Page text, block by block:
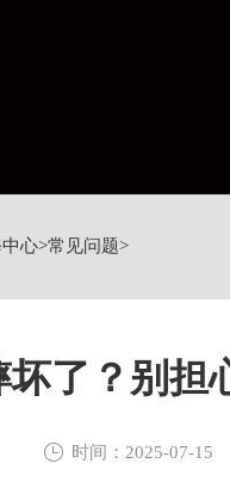
心>常见问题>
了？别担
 时间：2025-07-15